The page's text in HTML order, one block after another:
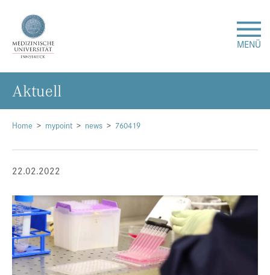
MENÜ
Forschung
Studium & Lehre
Krankenversorgung
Über uns
Internationales
Events
Home mypoint news 760419
22.02.2022
Ak­tu­ell